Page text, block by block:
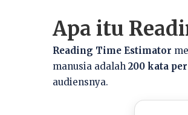
Apa itu
Reading Time Estimator
manusia adalah 200 kata
audiensnya.